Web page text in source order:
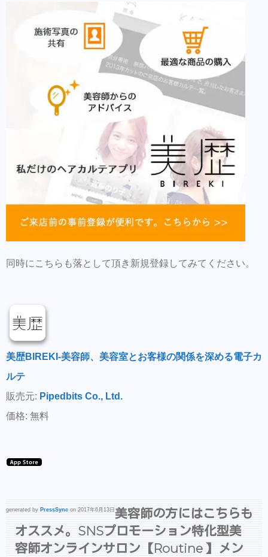
同時にこちらも落として頂き新規登録してみてください。
美歴BIREKI-美容師、美容室とお客様の関係を深める電子カ
ルテ
販売元: Pipedbits Co., Ltd.
価格: 無料
generated by PressSync on 2017年6月13日 美容師の方にはこちらも
オススメ。SNSプロモーション特化型美
容師オンラインサロン【Routine 】メン